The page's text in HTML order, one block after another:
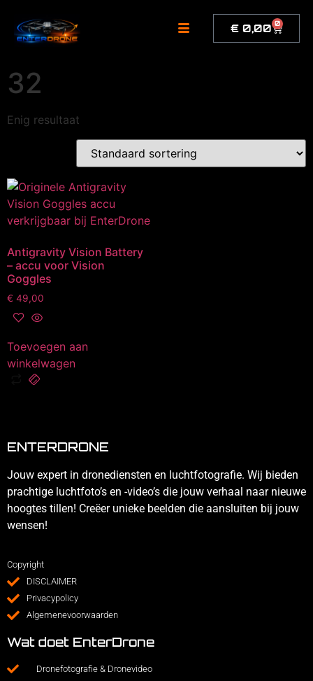
inhoud
€ 0,00 0
32
Enig resultaat
Antigravity Vision Battery
– accu voor Vision
Goggles
€ 49,00
Toevoegen aan
winkelwagen
ENTERDRONE
Jouw expert in dronediensten en luchtfotografie. Wij bieden
prachtige luchtfoto’s en -video’s die jouw verhaal naar nieuwe
hoogtes tillen! Creëer unieke beelden die aansluiten bij jouw
wensen!
Copyright
DISCLAIMER
Privacypolicy
Algemenevoorwaarden
Wat doet EnterDrone
Dronefotografie & Dronevideo